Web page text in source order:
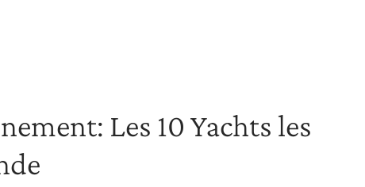
Les 10 Yachts les